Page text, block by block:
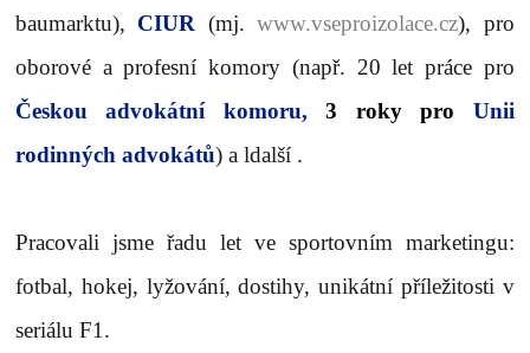
baumarktu), CIUR (mj.www.vseproizolace.cz), pro
oborové a profesní komory (např. 20 let práce pro
Českou advokátní komoru,3 roky pro Unii
rodinných advokátů) a ldalší .
Pracovali jsme řadu let ve sportovním marketingu:
fotbal, hokej, lyžování, dostihy, unikátní příležitosti v
seriálu F1.